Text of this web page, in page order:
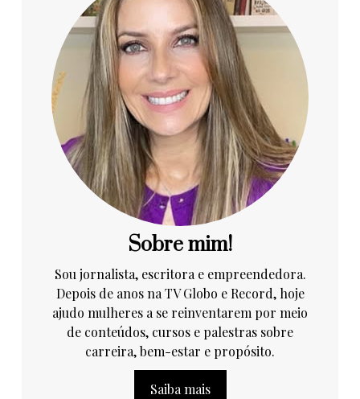
Sobre mim!
Sou jornalista, escritora e empreendedora.
Depois de anos na TV Globo e Record, hoje
ajudo mulheres a se reinventarem por meio
de conteúdos, cursos e palestras sobre
carreira, bem-estar e propósito.
Saiba mais